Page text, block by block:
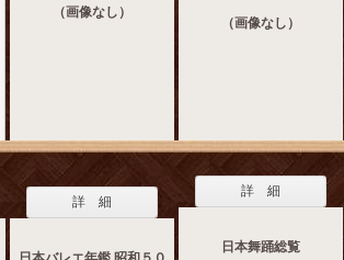
（画像なし）
（画像なし）
詳 細
詳 細
日本舞踊総覧